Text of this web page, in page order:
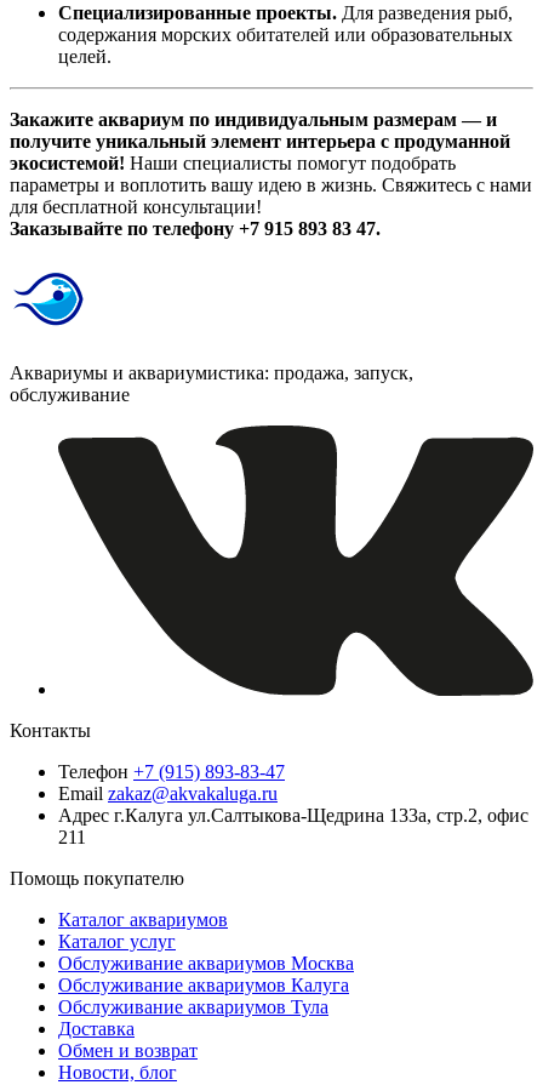
Специализированные проекты. Для разведения рыб,
содержания морских обитателей или образовательных
целей.
Закажите аквариум по индивидуальным размерам — и
получите уникальный элемент интерьера с продуманной
экосистемой! Наши специалисты помогут подобрать
параметры и воплотить вашу идею в жизнь. Свяжитесь с нами
для бесплатной консультации!
Заказывайте по телефону +7 915 893 83 47.
Аквариумы и аквариумистика: продажа, запуск,
обслуживание
Контакты
Телефон +7 (915) 893-83-47
Email zakaz@akvakaluga.ru
Адрес г.Калуга ул.Салтыкова-Щедрина 133а, стр.2, офис
211
Помощь покупателю
Каталог аквариумов
Каталог услуг
Обслуживание аквариумов Москва
Обслуживание аквариумов Калуга
Обслуживание аквариумов Тула
Доставка
Обмен и возврат
Новости, блог